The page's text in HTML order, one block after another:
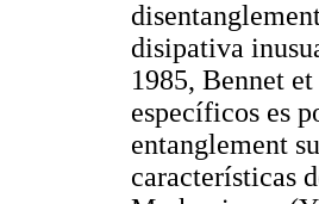
disipativa
1985, Bennet
específicos es
entanglement
características